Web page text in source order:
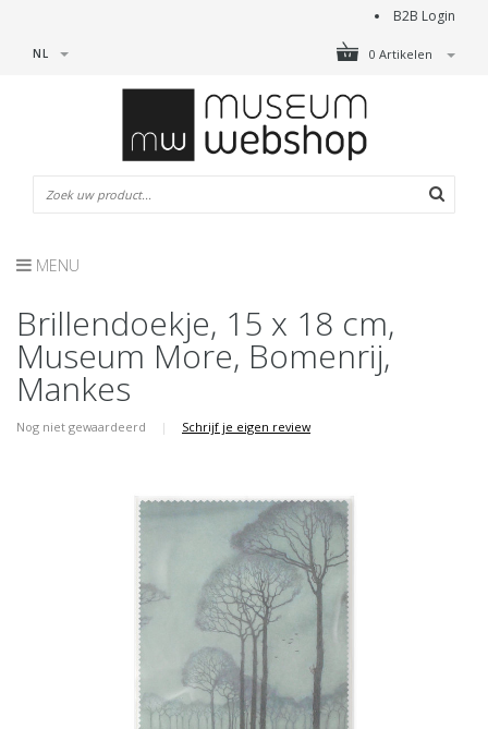
B2B Login
0 Artikelen
NL
MENU
Brillendoekje, 15 x 18 cm,
Museum More, Bomenrij,
Mankes
Nog niet gewaardeerd | Schrijf je eigen review